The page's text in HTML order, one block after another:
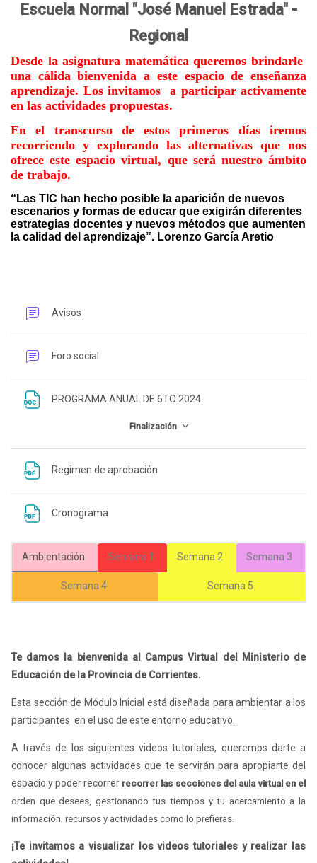
Escuela Normal "José Manuel Estrada" -
Regional
Desde la asignatura matemática queremos brindarle
una cálida bienvenida a este espacio de enseñanza
aprendizaje. Los invitamos a participar activamente
en las actividades propuestas.
En el transcurso de estos primeros días iremos
recorriendo y explorando las alternativas que nos
ofrece este espacio virtual, que será nuestro ámbito
de trabajo.
“Las TIC han hecho posible la aparición de nuevos
escenarios y formas de educar que exigirán diferentes
estrategias docentes y nuevos métodos que aumenten
la calidad del aprendizaje”. Lorenzo García Aretio
Avisos
Foro social
PROGRAMA ANUAL DE 6TO 2024
Finalización
Regimen de aprobación
Cronograma
Ambientación Semana 1 Semana 2 Semana 3
Semana 4 Semana 5
Te damos la bienvenida al Campus Virtual del Ministerio de
Educación de la Provincia de Corrientes.
Esta sección de Módulo Inicial está diseñada para ambientar a los
participantes en el uso de este entorno educativo.
A través de los siguientes videos tutoriales, queremos darte a
conocer algunas actividades que te servirán para apropiarte del
espacio y poder recorrer recorrer las secciones del aula virtual en el
orden que desees, gestionando tus tiempos y tu acercamiento a la
información, recursos y actividades como lo prefieras.
¡Te invitamos a visualizar los videos tutoriales y realizar las